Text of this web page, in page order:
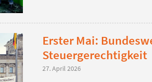
Erster Mai:
Steuergerechtigkeit
27. April 2026